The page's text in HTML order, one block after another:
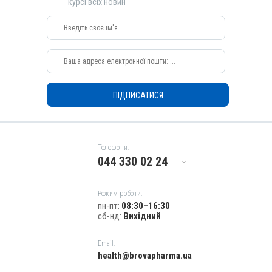
Застосування
Призначення
Для оброблення ран, Для шкіри
Виразки; Дерматит; Екзема; Запалення; Рани; Флегмона;
Хірургія
ПІДПИСАТИСЯ
Телефони:
044 330 02 24
Режим роботи:
пн-пт: 08:30–16:30
сб-нд: Вихідний
Email:
health@brovapharma.ua